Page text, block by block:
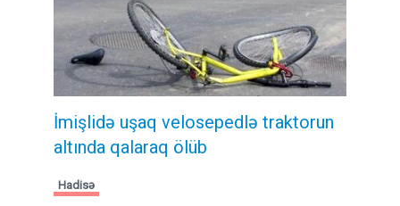
İmişlidə uşaq velosepedlə traktorun
altında qalaraq ölüb
Hadisə